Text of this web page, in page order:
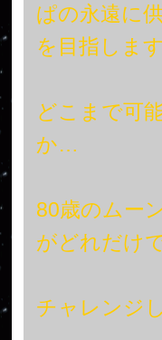
ぱの永遠に
を目指しま
どこまで可
か…
80歳のムー
がどれだけ
チャレンジ